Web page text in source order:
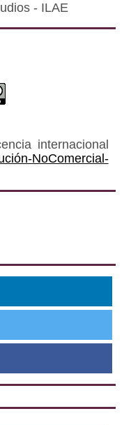
- ILAE
internacional
NoComercial-